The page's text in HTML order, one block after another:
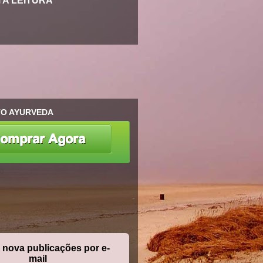
AYURVEDA
nova publicações por e-
mail